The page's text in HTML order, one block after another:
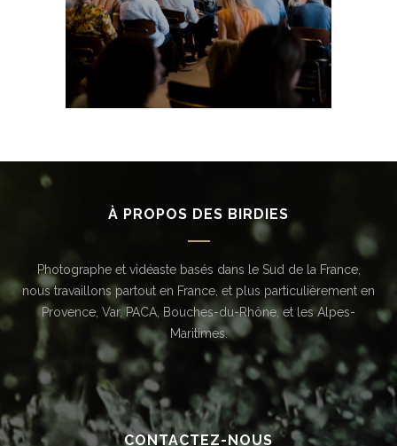
À PROPOS DES BIRDIES
Photographe et vidéaste basés dans le Sud de la France,
nous travaillons partout en France, et plus particulièrement en
Provence, Var, PACA, Bouches-du-Rhône, et les Alpes-
Maritimes.
CONTACTEZ-NOUS